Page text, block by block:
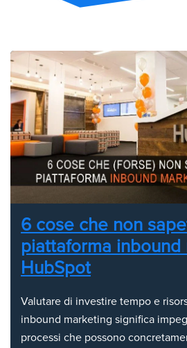
6 cose che non
piattaforma
HubSpot
Valutare di investire tempo e
inbound marketing significa
processi che possono